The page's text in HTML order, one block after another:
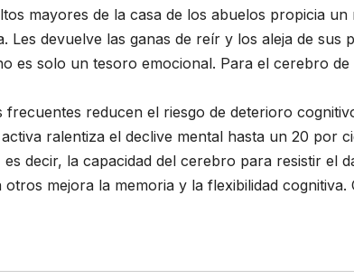
CULTURAL
mayores de la casa de los abuelos propicia
Les devuelve las ganas de reír y los aleja de sus
es solo un tesoro emocional. Para el cerebro
frecuentes reducen el riesgo de deterioro
ralentiza el declive mental hasta un 20 por
decir, la capacidad del cerebro para resistir el
mejora la memoria y la flexibilidad